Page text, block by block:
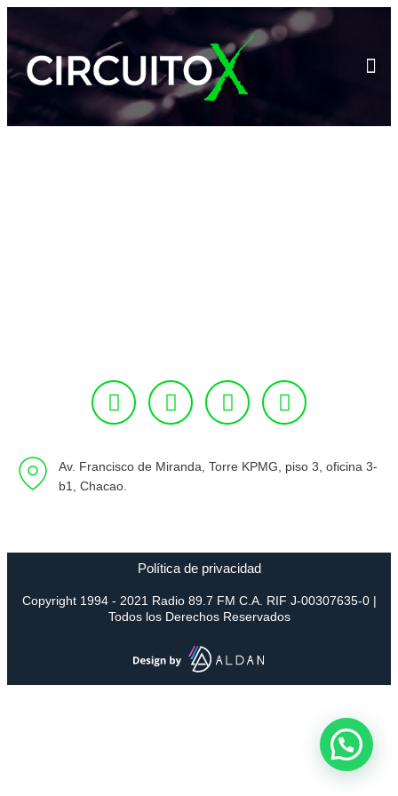
Av. Francisco de Miranda, Torre KPMG, piso 3, oficina 3-
b1, Chacao.
Política de privacidad
Copyright 1994 - 2021 Radio 89.7 FM C.A. RIF J-00307635-0 |
Todos los Derechos Reservados